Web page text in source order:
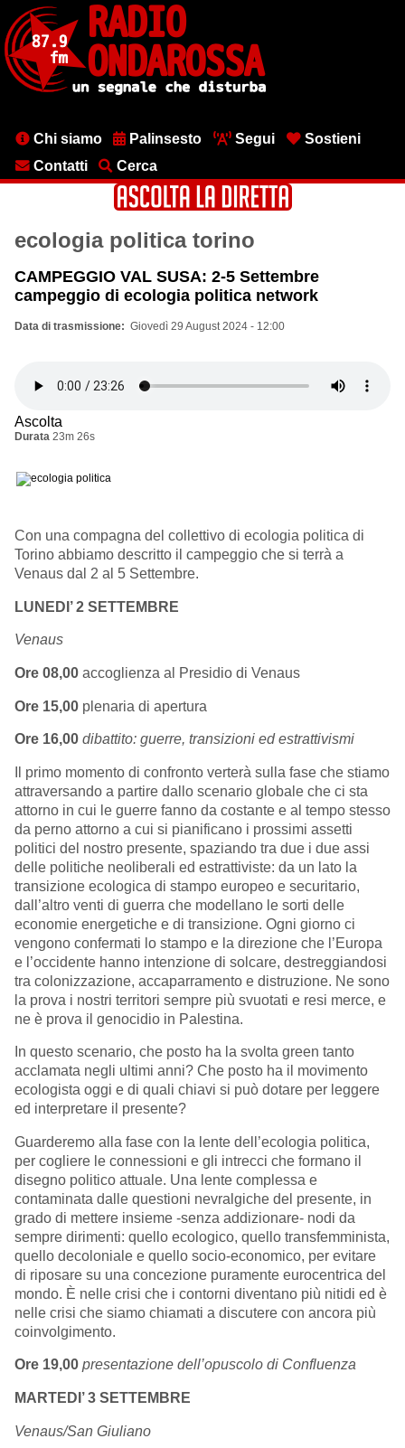
contenuto
principale
MenuChi siamo Palinsesto Segui
Sostieni
Contatti
Cerca
ecologia politica torino
CAMPEGGIO VAL SUSA: 2-5 Settembre
campeggio di ecologia politica network
Data di trasmissione Giovedì 29 August 2024 - 12:00
Ascolta
Durata 23m 26s
Con una compagna del collettivo di ecologia politica di
Torino abbiamo descritto il campeggio che si terrà a
Venaus dal 2 al 5 Settembre.
LUNEDI’ 2 SETTEMBRE
Venaus
Ore 08,00 accoglienza al Presidio di Venaus
Ore 15,00 plenaria di apertura
Ore 16,00 dibattito: guerre, transizioni ed estrattivismi
Il primo momento di confronto verterà sulla fase che stiamo
attraversando a partire dallo scenario globale che ci sta
attorno in cui le guerre fanno da costante e al tempo stesso
da perno attorno a cui si pianificano i prossimi assetti
politici del nostro presente, spaziando tra due i due assi
delle politiche neoliberali ed estrattiviste: da un lato la
transizione ecologica di stampo europeo e securitario,
dall’altro venti di guerra che modellano le sorti delle
economie energetiche e di transizione. Ogni giorno ci
vengono confermati lo stampo e la direzione che l’Europa
e l’occidente hanno intenzione di solcare, destreggiandosi
tra colonizzazione, accaparramento e distruzione. Ne sono
la prova i nostri territori sempre più svuotati e resi merce, e
ne è prova il genocidio in Palestina.
In questo scenario, che posto ha la svolta green tanto
acclamata negli ultimi anni? Che posto ha il movimento
ecologista oggi e di quali chiavi si può dotare per leggere
ed interpretare il presente?
Guarderemo alla fase con la lente dell’ecologia politica,
per cogliere le connessioni e gli intrecci che formano il
disegno politico attuale. Una lente complessa e
contaminata dalle questioni nevralgiche del presente, in
grado di mettere insieme -senza addizionare- nodi da
sempre dirimenti: quello ecologico, quello transfemminista,
quello decoloniale e quello socio-economico, per evitare
di riposare su una concezione puramente eurocentrica del
mondo. È nelle crisi che i contorni diventano più nitidi ed è
nelle crisi che siamo chiamati a discutere con ancora più
coinvolgimento.
Ore 19,00 presentazione dell’opuscolo di Confluenza
MARTEDI’ 3 SETTEMBRE
Venaus/San Giuliano